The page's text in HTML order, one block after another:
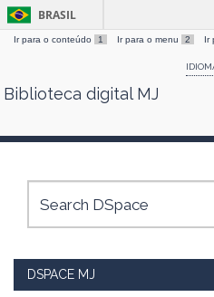
Skip
BRASIL
Ir para o conteúdo 1 Ir para o menu 2 Ir
Biblioteca digital MJ
DSPACE MJ